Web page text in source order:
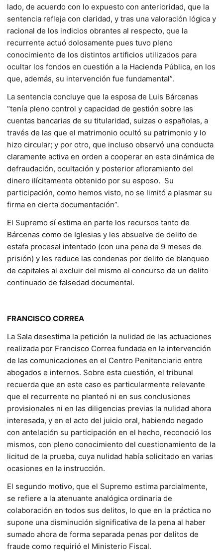
lado, de acuerdo con lo expuesto con anterioridad, que la
sentencia refleja con claridad, y tras una valoración lógica y
racional de los indicios obrantes al respecto, que la
recurrente actuó dolosamente pues tuvo pleno
conocimiento de los distintos artificios utilizados para
ocultar los fondos en cuestión a la Hacienda Pública, en los
que, además, su intervención fue fundamental”.
La sentencia concluye que la esposa de Luis Bárcenas
“tenía pleno control y capacidad de gestión sobre las
cuentas bancarias de su titularidad, suizas o españolas, a
través de las que el matrimonio ocultó su patrimonio y lo
hizo circular; y por otro, que incluso observó una conducta
claramente activa en orden a cooperar en esta dinámica de
defraudación, ocultación y posterior afloramiento del
dinero ilícitamente obtenido por su esposo. Su
participación, como hemos visto, no se limitó a plasmar su
firma en cierta documentación”.
El Supremo sí estima en parte los recursos tanto de
Bárcenas como de Iglesias y les absuelve de delito de
estafa procesal intentado (con una pena de 9 meses de
prisión) y les reduce las condenas por delito de blanqueo
de capitales al excluir del mismo el concurso de un delito
continuado de falsedad documental.
FRANCISCO CORREA
La Sala desestima la petición la nulidad de las actuaciones
realizada por Francisco Correa fundada en la intervención
de las comunicaciones en el Centro Penitenciario entre
abogados e internos. Sobre esta cuestión, el tribunal
recuerda que en este caso es particularmente relevante
que el recurrente no planteó ni en sus conclusiones
provisionales ni en las diligencias previas la nulidad ahora
interesada, y en el acto del juicio oral, habiendo negado
con antelación su participación en el hecho, reconoció los
mismos, con pleno conocimiento del cuestionamiento de la
licitud de la prueba, cuya nulidad había solicitado en varias
ocasiones en la instrucción.
El segundo motivo, que el Supremo estima parcialmente,
se refiere a la atenuante analógica ordinaria de
colaboración en todos sus delitos, lo que en la práctica no
supone una disminución significativa de la pena al haber
sumado ahora de forma separada penas por delitos de
fraude como requirió el Ministerio Fiscal.